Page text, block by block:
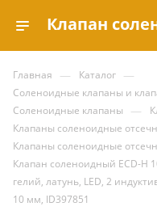
Главная — Каталог —
Соленоидные клапаны и
Соленоидные клапаны —
Клапаны соленоидные
Клапаны соленоидные
Клапан соленоидный ECD-H
гелий, латунь, LED, 2
10 мм, ID397851